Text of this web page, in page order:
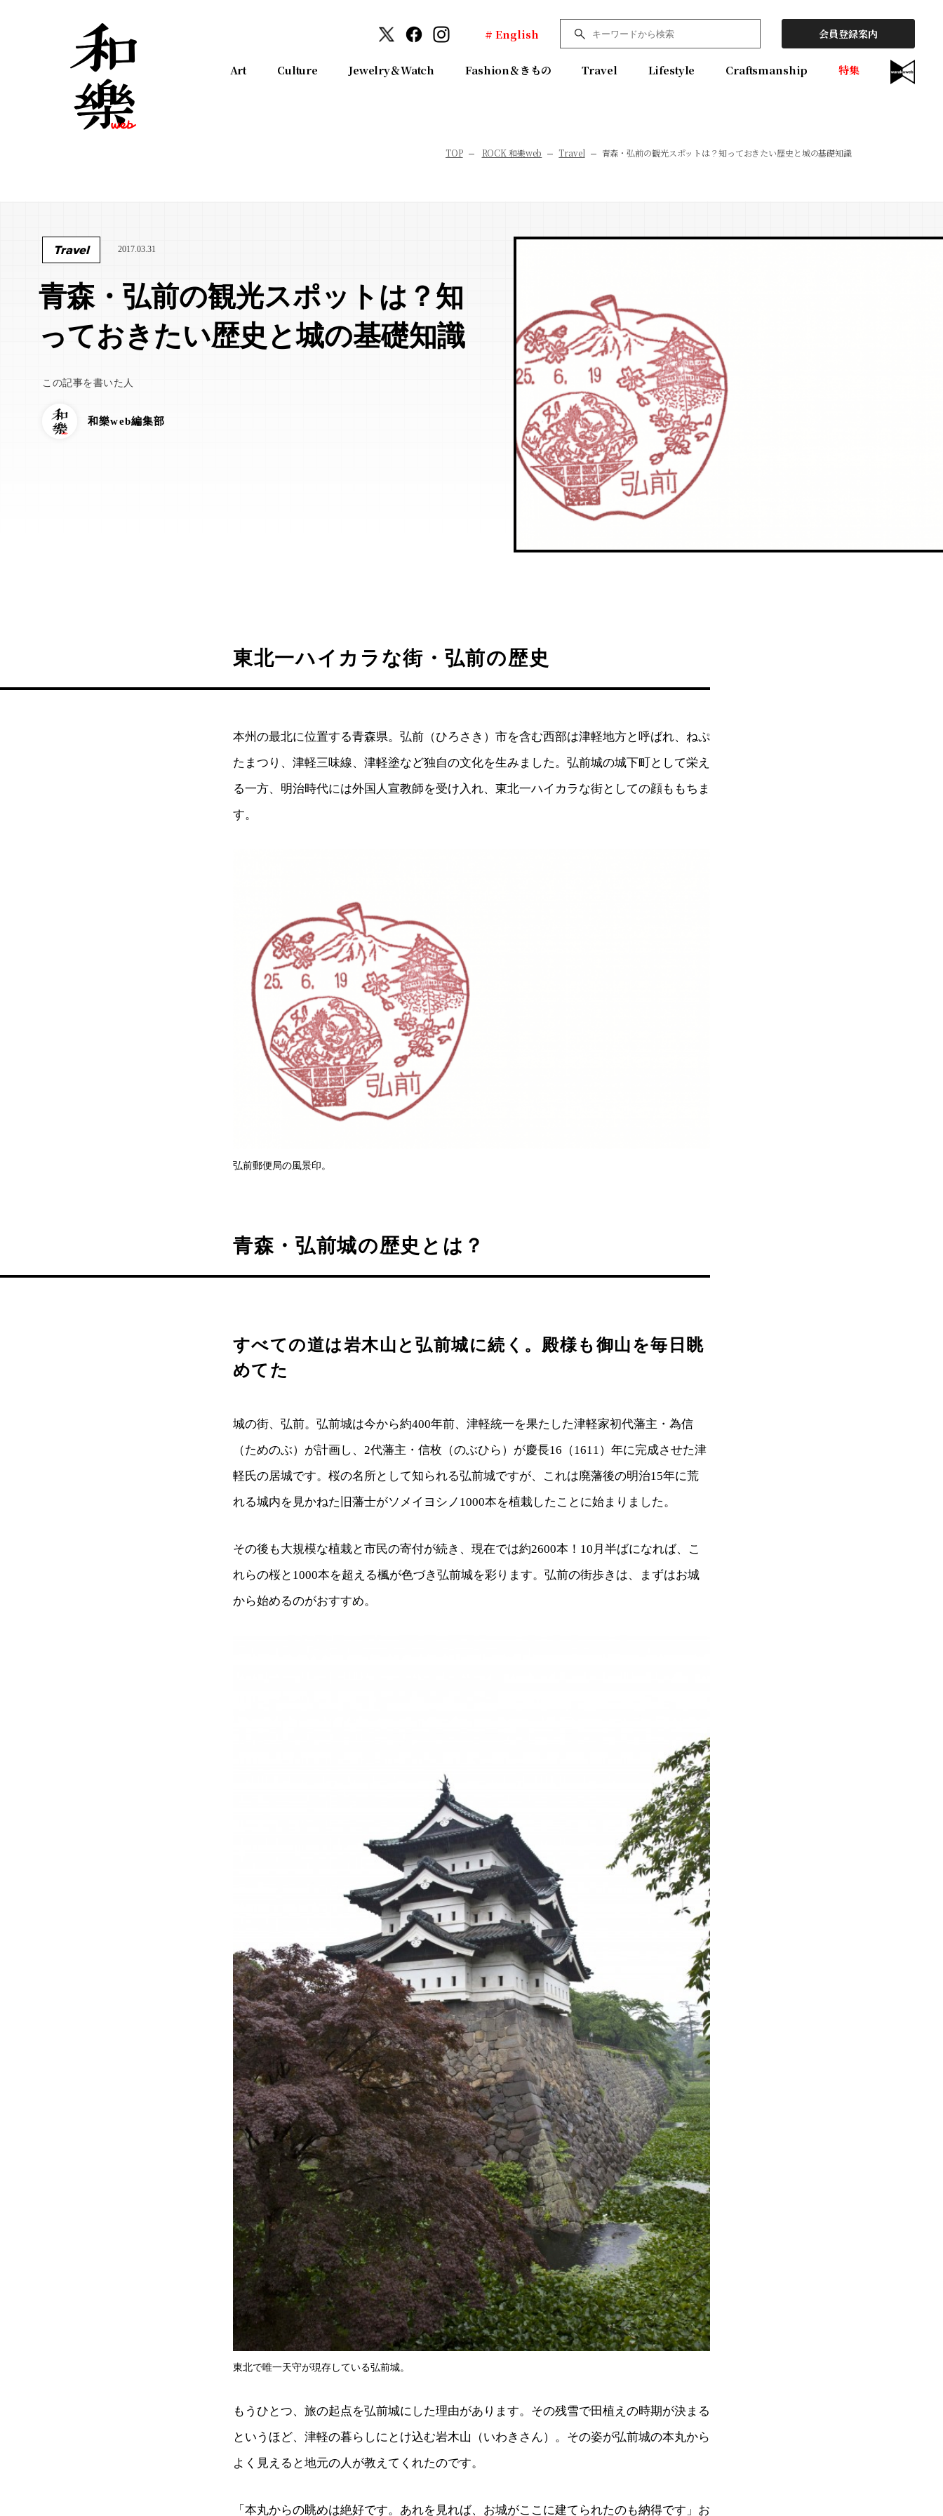
# English 会員登録案内
Art Culture Jewelry＆Watch Fashion＆きもの Travel Lifestyle Craftsmanship 特集
TOP ROCK 和樂web Travel 青森・弘前の観光スポットは？知っておきたい歴史と城の基礎知識
Travel 2017.03.31
青森・弘前の観光スポットは？知
っておきたい歴史と城の基礎知識
この記事を書いた人
和樂web編集部
東北一ハイカラな街・弘前の歴史
本州の最北に位置する青森県。弘前（ひろさき）市を含む西部は津軽地方と呼ばれ、ねぷ
たまつり、津軽三味線、津軽塗など独自の文化を生みました。弘前城の城下町として栄え
る一方、明治時代には外国人宣教師を受け入れ、東北一ハイカラな街としての顔ももちま
す。
弘前郵便局の風景印。
青森・弘前城の歴史とは？
すべての道は岩木山と弘前城に続く。殿様も御山を毎日眺
めてた
城の街、弘前。弘前城は今から約400年前、津軽統一を果たした津軽家初代藩主・為信
（ためのぶ）が計画し、2代藩主・信枚（のぶひら）が慶長16（1611）年に完成させた津
軽氏の居城です。桜の名所として知られる弘前城ですが、これは廃藩後の明治15年に荒
れる城内を見かねた旧藩士がソメイヨシノ1000本を植栽したことに始まりました。
その後も大規模な植栽と市民の寄付が続き、現在では約2600本！10月半ばになれば、こ
れらの桜と1000本を超える楓が色づき弘前城を彩ります。弘前の街歩きは、まずはお城
から始めるのがおすすめ。
東北で唯一天守が現存している弘前城。
もうひとつ、旅の起点を弘前城にした理由があります。その残雪で田植えの時期が決まる
というほど、津軽の暮らしにとけ込む岩木山（いわきさん）。その姿が弘前城の本丸から
よく見えると地元の人が教えてくれたのです。
「本丸からの眺めは絶好です。あれを見れば、お城がここに建てられたのも納得です」お